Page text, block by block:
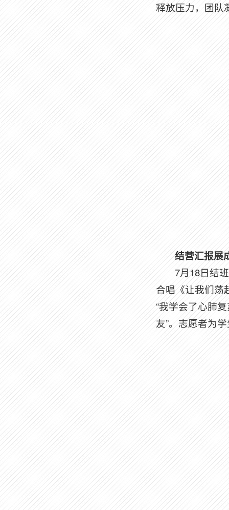
释放压力，团队
结营汇报展
7月18日结
合唱《让我们荡
“我学会了心肺
友”。志愿者为